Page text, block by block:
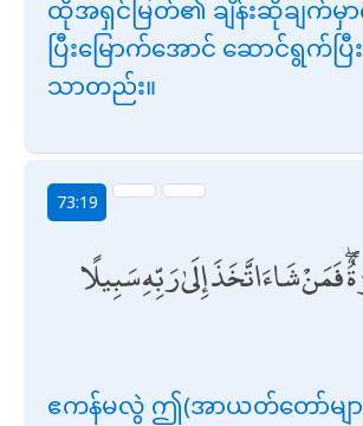
ထိုအရှင်မြတ်၏ ချိန်းဆိုချက်မှာ
ပြီးမြောက်အောင် ဆောင်ရွက်ပ
သာတည်း။
73:19
فَمَنْ شَاءَ اتَّخَذَ إِلَىٰ رَبِّهِ سَبِيلًا
ဧကန်မလွဲ ဤ(အာယတ်တော်မျာ